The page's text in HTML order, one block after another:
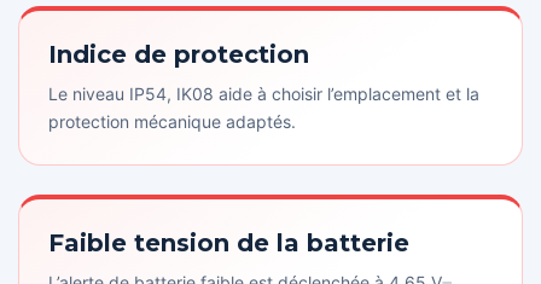
Indice de protection
Le niveau IP54, IK08 aide à choisir l’emplacement et la
protection mécanique adaptés.
Faible tension de la batterie